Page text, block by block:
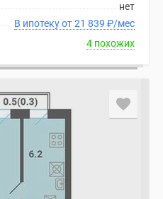
нет
В ипотеку от 21 839 ₽/мес
4 похожих